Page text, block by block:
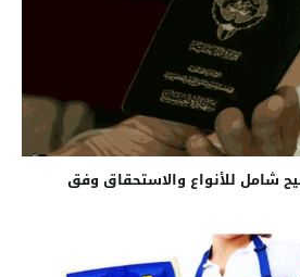
شامل للأنواع والاستحقاق وفق